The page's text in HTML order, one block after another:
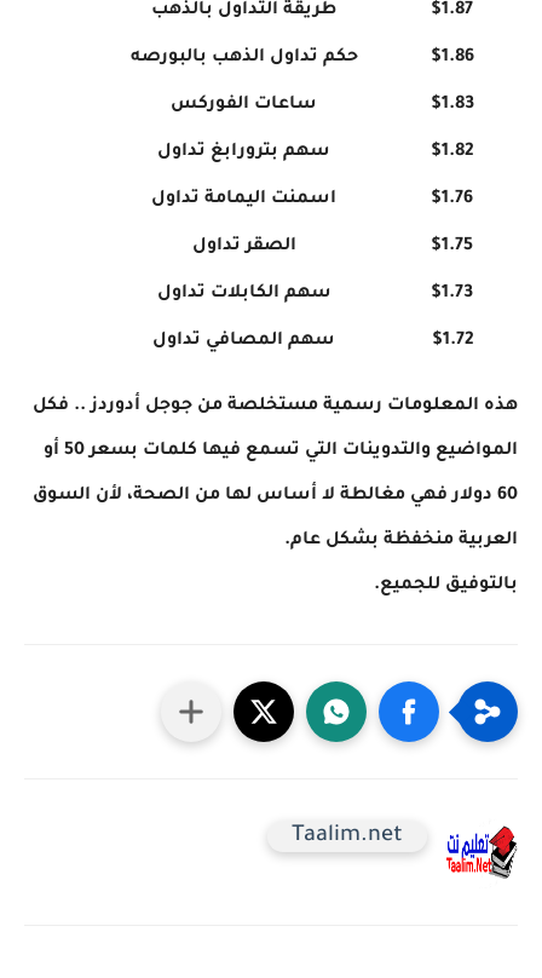
$1.87 طريقة التداول بالذهب
$1.86 حكم تداول الذهب بالبورصه
$1.83 ساعات الفوركس
$1.82 سهم بترورابغ تداول
$1.76 اسمنت اليمامة تداول
$1.75 الصقر تداول
$1.73 سهم الكابلات تداول
$1.72 سهم المصافي تداول
هذه المعلومات رسمية مستخلصة من جوجل أدوردز .. فكل
المواضيع والتدوينات التي تسمع فيها كلمات بسعر 50 أو
60 دولار فهي مغالطة لا أساس لها من الصحة، لأن السوق
العربية منخفظة بشكل عام.
بالتوفيق للجميع.
Taalim.net